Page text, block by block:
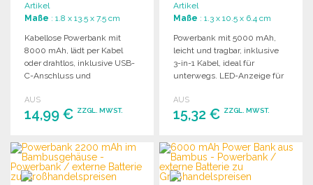
Artikel
Maße : 1.8 x 13.5 x 7.5 cm
Kabellose Powerbank mit
8000 mAh, lädt per Kabel
oder drahtlos, inklusive USB-
C-Anschluss und
Ausgangsoptionen.
AUS
14,99 € ZZGL. MWST.
BESTELLEN
Angebot anfordern
Artikel
Maße : 1.3 x 10.5 x 6.4 cm
Powerbank mit 5000 mAh,
leicht und tragbar, inklusive
3-in-1 Kabel, ideal für
unterwegs. LED-Anzeige für
AUS
15,32 € ZZGL. MWST.
BESTELLEN
Angebot anfordern